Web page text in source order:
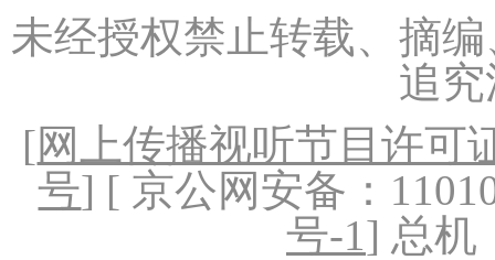
未经授权禁止转载、摘
追
[网上传播视听节目许可
号] [ 京公网安备：
号-1] 总机